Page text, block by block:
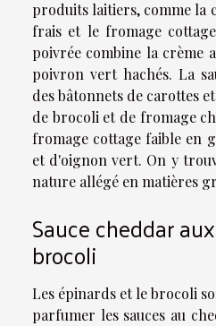
produits laitiers, comme la
frais et le fromage
poivrée combine la crème
poivron vert hachés. La
des bâtonnets de carottes
de brocoli et de fromage
fromage cottage faible en
et d'oignon vert. On y
nature allégé en matières
Sauce cheddar
brocoli
Les épinards et le brocoli
parfumer les sauces au